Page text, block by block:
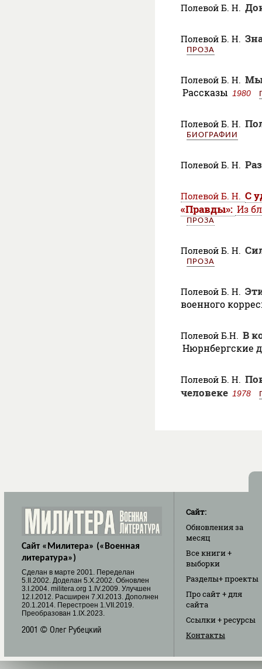
Полевой Б. Н.
Полевой Б. Н.
ПРОЗА
Полевой Б. Н. Мы
Рассказы 1980
Полевой Б. Н.
БИОГРАФИИ
Полевой Б. Н.
Полевой Б. Н. С
«Правды»: Из
ПРОЗА
Полевой Б. Н.
ПРОЗА
Полевой Б. Н.
военного
Полевой Б.Н. В
Нюрнбергские
Полевой Б. Н.
человеке 1978
Сайт «Милитера» («Военная
литература»)
Cделан в марте 2001. Переделан
5.II.2002. Доделан 5.X.2002. Обновлен
3.I.2004. militera.org 1.IV.2009. Улучшен
12.I.2012. Расширен 7.XI.2013. Дополнен
20.1.2014. Перестроен 1.VII.2019.
Преобразован 1.IX.2023.
2001 © Олег Рубецкий
Сайт:
Обновленияза
месяц
Все книги+
выборки
Разделы+ проекты
Про сайт + для
сайта
Ссылки+ ресурсы
Контакты